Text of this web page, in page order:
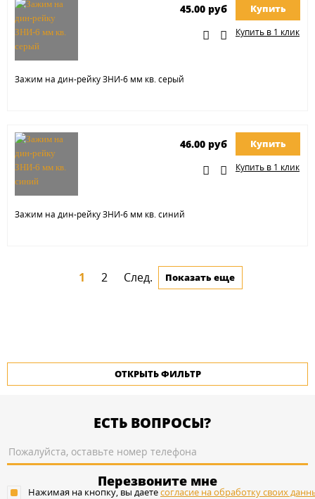
Зажим на дин-рейку ЗНИ-6 мм кв. серый
45.00 руб Купить
Купить в 1 клик
Зажим на дин-рейку ЗНИ-6 мм кв. синий
46.00 руб Купить
Купить в 1 клик
1 2 След. Показать еще
ОТКРЫТЬ ФИЛЬТР
ЕСТЬ ВОПРОСЫ?
Перезвоните мне
Нажимая на кнопку, вы даетесогласие на обработку своих